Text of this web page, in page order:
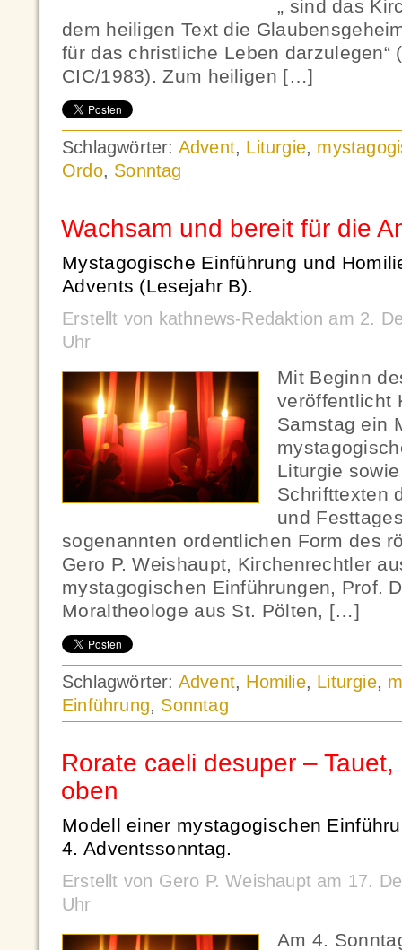
„ sind das
dem heiligen Text die
für das christliche Leben darzulegen“
CIC/1983). Zum heiligen […]
Schlagwörter: Advent, Liturgie,
Ordo, Sonntag
Wachsam und bereit für die
Mystagogische Einführung und
Advents (Lesejahr B).
Erstellt von kathnews-Redaktion am 2.
Uhr
Mit Beginn
veröffentlicht
Samstag ein
Liturgie
Schrifttexten
und
sogenannten ordentlichen Form des
Gero P. Weishaupt, Kirchenrechtler
mystagogischen Einführungen, Prof.
Moraltheologe aus St. Pölten, […]
Schlagwörter: Advent, Homilie, Liturgie,
Einführung, Sonntag
Rorate caeli desuper –
oben
Modell einer mystagogischen
4. Adventssonntag.
Erstellt von Gero P. Weishaupt am 17.
Uhr
Am 4.